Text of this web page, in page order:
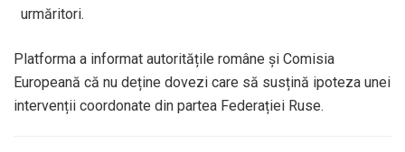
urmăritori.
Platforma a informat autoritățile române și Comisia
Europeană că nu deține dovezi care să susțină ipoteza unei
intervenții coordonate din partea Federației Ruse.